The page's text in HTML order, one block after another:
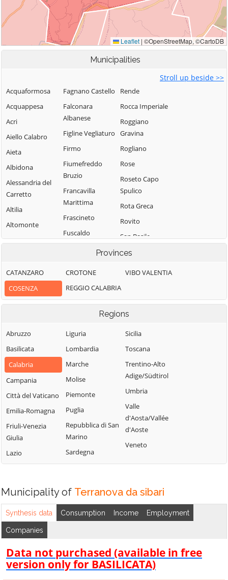
Municipalities
Stroll up beside >>
Acquaformosa
Acquappesa
Acri
Aiello Calabro
Aieta
Albidona
Alessandria del
Carretto
Altilia
Altomonte
Amantea
Aprigliano
Belmonte
Calabro
Bianchi
Bisignano
Bocchigliero
Bonifati
Buonvicino
Calopezzati
Cariati
Carolei
Carpanzano
Casali del Manco
Cassano all'Ionio
Castiglione
Fagnano Castello
Falconara
Albanese
Figline Vegliaturo
Firmo
Fiumefreddo
Bruzio
Francavilla
Marittima
Frascineto
Fuscaldo
Piemontese
Lago
Laino Castello
Lappano
Lattarico
Longobardi
Longobucco
Lungro
Luzzi
Mandatoriccio
Mangone
Marano
Principato
Marzi
Rende
Rocca Imperiale
Roggiano
Gravina
Rogliano
Rose
Roseto Capo
Spulico
Rota Greca
Rovito
San Basile
San Benedetto
Albanese
San Demetrio
Corone
San Donato di
San Giorgio
Albanese
San Giovanni in
Fiore
San Lorenzo
Vallo
San Marco
Argentano
San Nicola Arcella
San Pietro in
Provinces
CATANZARO
COSENZA
CROTONE
REGGIO CALABRIA
VIBO VALENTIA
Regions
Abruzzo
Basilicata
Calabria
Campania
Città del Vaticano
Emilia-Romagna
Friuli-Venezia
Giulia
Lazio
Liguria
Lombardia
Marche
Molise
Piemonte
Puglia
Repubblica di San
Marino
Sardegna
Sicilia
Toscana
Trentino-Alto
Adige/Südtirol
Umbria
Valle
d'Aosta/Vallée
d'Aoste
Veneto
Municipality of Terranova da sibari
Synthesis data Consumption Income Employment
Companies
Data not purchased (available in free
version only for BASILICATA)